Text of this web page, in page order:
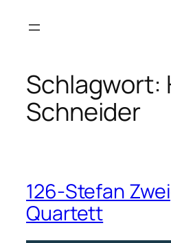
Inhalt
Schlagwort:
Schneider
126-Stefan
Quartett